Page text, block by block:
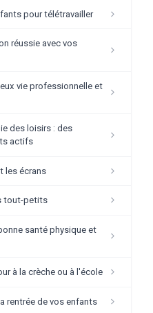
pour télétravailler
réussie avec vos
vie professionnelle et
des loisirs : des
actifs
les écrans
tout-petits
santé physique et
à la crèche ou à l'école
rentrée de vos enfants